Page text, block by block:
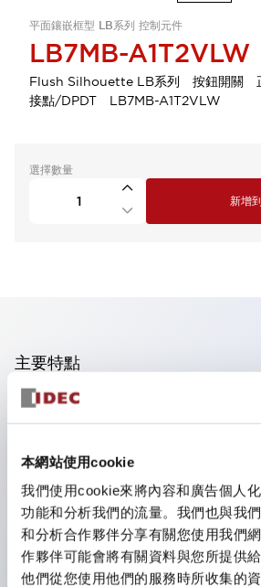
本網站使用cookie
我們使用cookie來將內容和廣告個人
功能和分析我們的流量。我們也與我
和分析合作夥伴分享有關您使用我們
作夥伴可能會將有關資料與您所提供
他們從您使用他們的服務時所收集的資
平面鑲嵌框型 LB系列 控制元件
LB7MB-A1T2VLW
Flush Silhouette LB系列 按鈕開關
接點/DPDT LB7MB-A1T2VLW
選擇數量
新增
主要特點
操作面板的凹凸減少，呈現銳利感。
豐富的顏色變化，也提供帶護罩的黑
優秀的防水性能。保護結構IP65
按鈕開關、選擇開關、帶鎖選擇開
邊框顏色有黑色與金屬色兩種。
LED照明帶來明亮且清晰的照明面